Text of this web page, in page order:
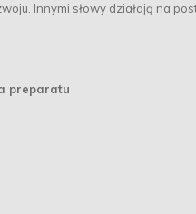
Innymi słowy działają na
preparatu